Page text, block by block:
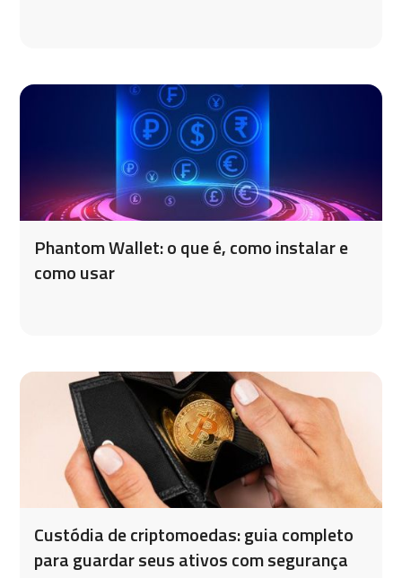
Phantom Wallet: o que é, como instalar e
como usar
Custódia de criptomoedas: guia completo
para guardar seus ativos com segurança